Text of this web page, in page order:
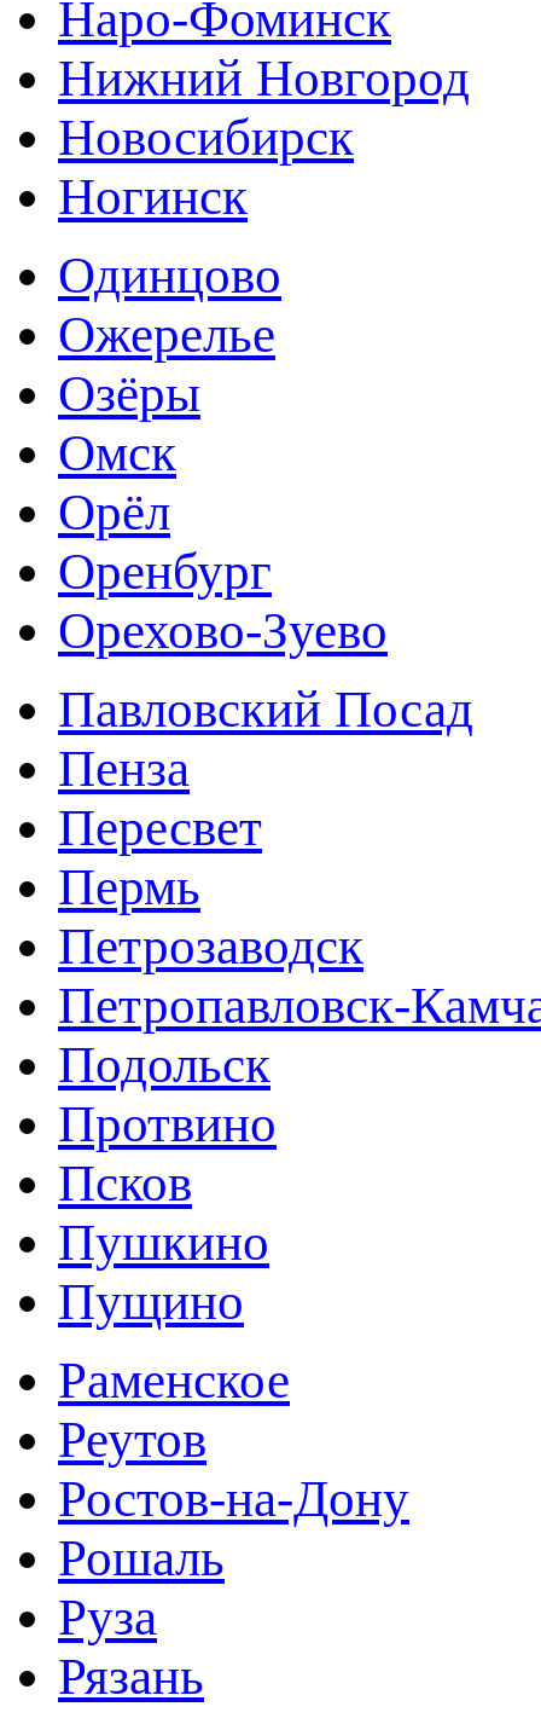
Наро-Фоминск
Нижний Новгород
Новосибирск
Ногинск
Одинцово
Ожерелье
Озёры
Омск
Орёл
Оренбург
Орехово-Зуево
Павловский Посад
Пенза
Пересвет
Пермь
Петрозаводск
Петропавловск-
Подольск
Протвино
Псков
Пушкино
Пущино
Раменское
Реутов
Ростов-на-Дону
Рошаль
Руза
Рязань